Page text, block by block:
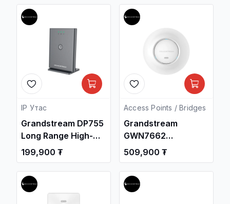
салаалагч ,
Сүлжээний
Төхөөрөмж /
Утасгүй цацагч
төхөөрөмж ,
Сүлжээний
Төхөөрөмж /
IP Утас
Grandstream DP755
Long Range High-
Performance DECT
VoIP Base Station /
Дотуур Суурин
утас /
199,900 ₮
Access Points / Bridges
Grandstream
GWN7662
Enterprise 802.11ax
WiFi-6 4x4:4 Access
Point / Утасгүй
цацагч төхөөрөмж
509,900 ₮